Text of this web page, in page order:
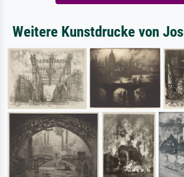
Weitere Kunstdrucke von